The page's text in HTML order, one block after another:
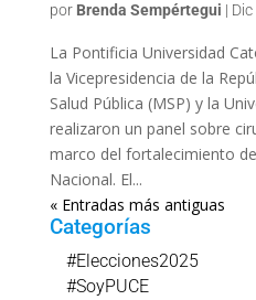
por Brenda Sempértegui |
La Pontificia Universidad
la Vicepresidencia de la
Salud Pública (MSP) y la
realizaron un panel sobre
marco del fortalecimiento
Nacional. El...
« Entradas más antiguas
Categorías
#Elecciones2025
#SoyPUCE